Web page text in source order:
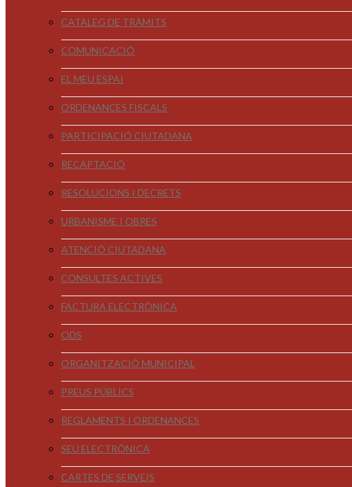
CATÀLEG DE TRÀMITS
COMUNICACIÓ
EL MEU ESPAI
ORDENANCES FISCALS
PARTICIPACIÓ CIUTADANA
RECAPTACIÓ
RESOLUCIONS I DECRETS
URBANISME I OBRES
ATENCIÓ CIUTADANA
CONSULTES ACTIVES
FACTURA ELECTRÒNICA
ODS
ORGANITZACIÓ MUNICIPAL
PREUS PÚBLICS
REGLAMENTS I ORDENANCES
SEU ELECTRÒNICA
CARTES DE SERVEIS